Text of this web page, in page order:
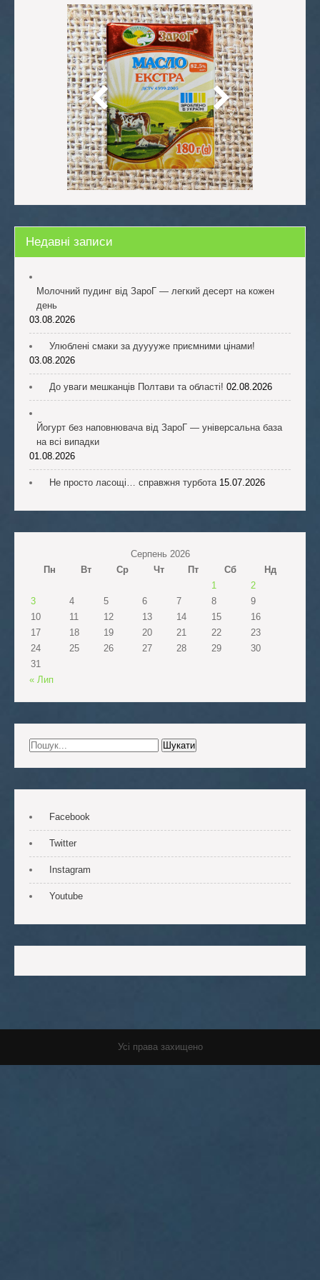
Недавні записи
Молочний пудинг від ЗароГ — легкий десерт на кожен
день
03.08.2026
Улюблені смаки за дууууже приємними цінами!
03.08.2026
До уваги мешканців Полтави та області! 02.08.2026
Йогурт без наповнювача від ЗароГ — універсальна база
на всі випадки
01.08.2026
Не просто ласощі… справжня турбота 15.07.2026
Серпень 2026
Пн
Вт Ср Чт Пт Сб
Нд
1
2
3
4 5 6 7 8
9
10
11 12 13 14 15
16
17
18 19 20 21 22
23
24
25 26 27 28 29
30
31
« Лип
Facebook
Twitter
Instagram
Youtube
Усі права захищено